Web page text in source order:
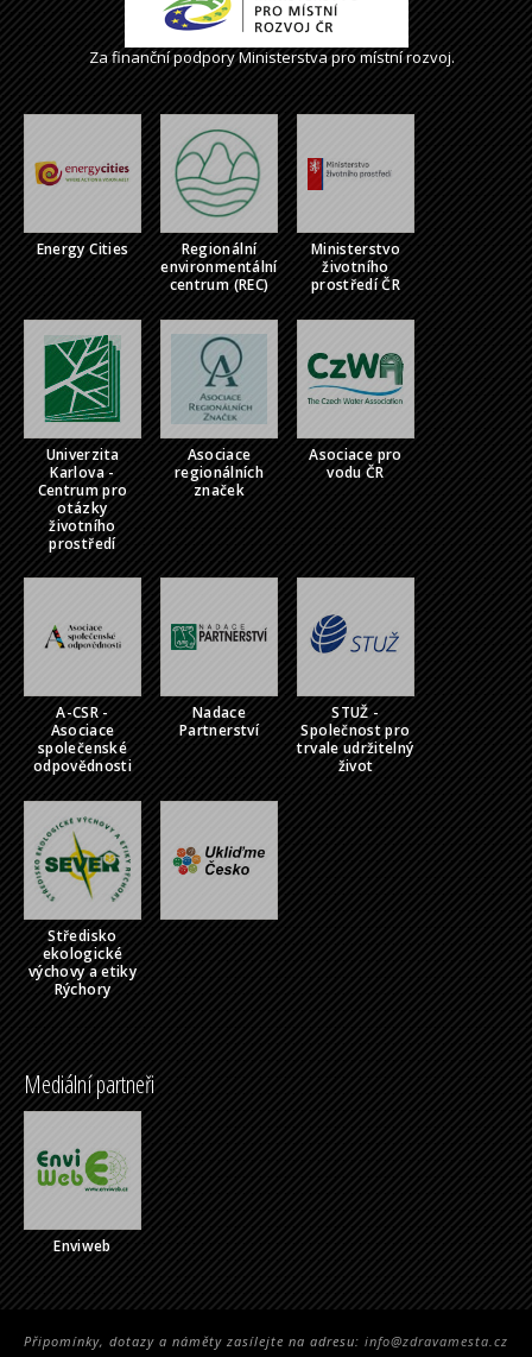
Za finanční podpory Ministerstva pro místní rozvoj.
Energy Cities
Regionální
environmentální
centrum (REC)
Ministerstvo
životního
prostředí ČR
Univerzita
Karlova -
Centrum pro
otázky
životního
prostředí
Asociace
regionálních
značek
Asociace pro
vodu ČR
A-CSR -
Asociace
společenské
odpovědnosti
Nadace
Partnerství
STUŽ -
Společnost pro
trvale udržitelný
život
Středisko
ekologické
výchovy a etiky
Rýchory
Mediální partneři
Enviweb
Připomínky, dotazy a náměty zasílejte na adresu: info@zdravamesta.cz